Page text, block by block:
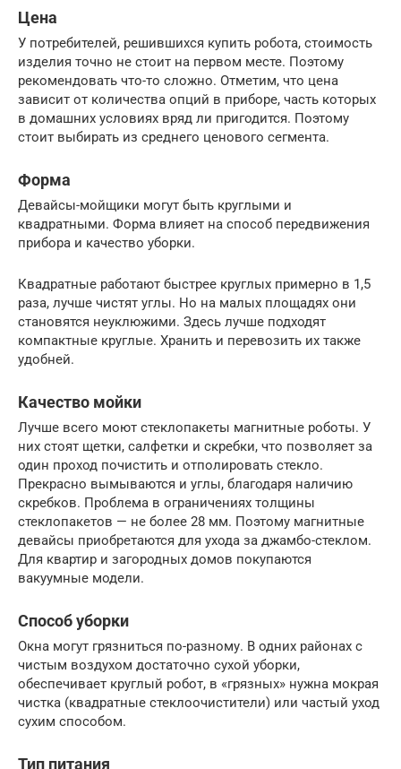
Цена
У потребителей, решившихся купить робота, стоимость
изделия точно не стоит на первом месте. Поэтому
рекомендовать что-то сложно. Отметим, что цена
зависит от количества опций в приборе, часть которых
в домашних условиях вряд ли пригодится. Поэтому
стоит выбирать из среднего ценового сегмента.
Форма
Девайсы-мойщики могут быть круглыми и
квадратными. Форма влияет на способ передвижения
прибора и качество уборки.
Квадратные работают быстрее круглых примерно в 1,5
раза, лучше чистят углы. Но на малых площадях они
становятся неуклюжими. Здесь лучше подходят
компактные круглые. Хранить и перевозить их также
удобней.
Качество мойки
Лучше всего моют стеклопакеты магнитные роботы. У
них стоят щетки, салфетки и скребки, что позволяет за
один проход почистить и отполировать стекло.
Прекрасно вымываются и углы, благодаря наличию
скребков. Проблема в ограничениях толщины
стеклопакетов — не более 28 мм. Поэтому магнитные
девайсы приобретаются для ухода за джамбо-стеклом.
Для квартир и загородных домов покупаются
вакуумные модели.
Способ уборки
Окна могут грязниться по-разному. В одних районах с
чистым воздухом достаточно сухой уборки,
обеспечивает круглый робот, в «грязных» нужна мокрая
чистка (квадратные стеклоочистители) или частый уход
сухим способом.
Тип питания